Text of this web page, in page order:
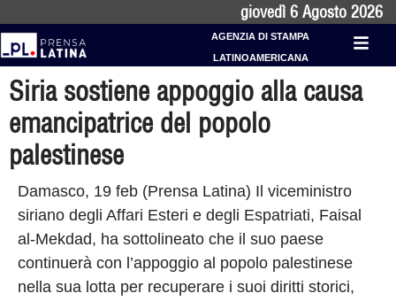
giovedì 6 Agosto 2026
AGENZIA DI STAMPA
LATINOAMERICANA
Siria sostiene appoggio alla causa
emancipatrice del popolo
palestinese
Damasco, 19 feb (Prensa Latina) Il viceministro
siriano degli Affari Esteri e degli Espatriati, Faisal
al-Mekdad, ha sottolineato che il suo paese
continuerà con l’appoggio al popolo palestinese
nella sua lotta per recuperare i suoi diritti storici,